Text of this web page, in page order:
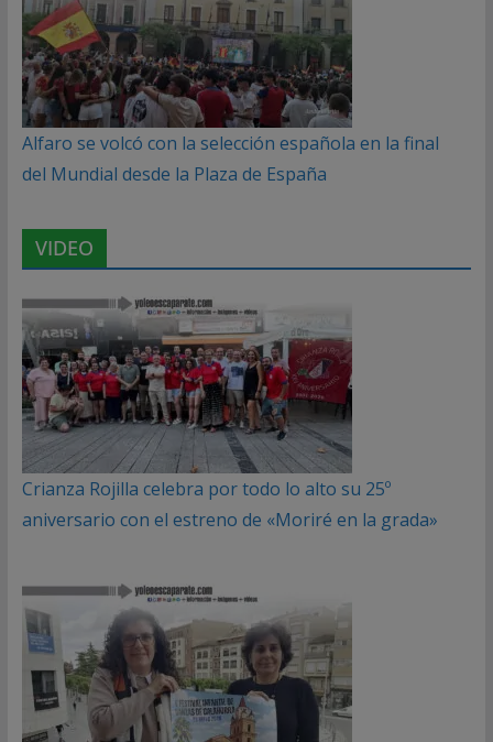
Alfaro se volcó con la selección española en la final
del Mundial desde la Plaza de España
VIDEO
Crianza Rojilla celebra por todo lo alto su 25º
aniversario con el estreno de «Moriré en la grada»